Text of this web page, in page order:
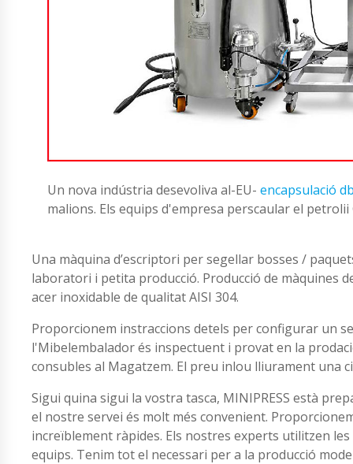
Un nova indústria desevoliva al-EU- encapsulació
malions. Els equips d'empresa perscaular el petrolii
Una màquina d’escriptori per segellar bosses /
laboratori i petita producció. Producció de màquines
acer inoxidable de qualitat AISI 304.
Proporcionem instraccions detels per configurar un
l'Mibelembalador és inspectuent i provat en la
consubles al Magatzem. El preu inlou lliurament una
Sigui quina sigui la vostra tasca, MINIPRESS està
el nostre servei és molt més convenient.
increïblement ràpides. Els nostres experts utilitzen
equips. Tenim tot el necessari per a la producció